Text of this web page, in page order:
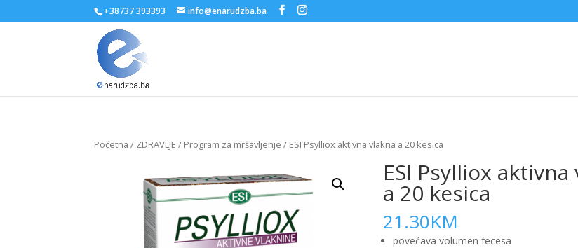
+38737 393393 info@enarudzba.ba
Početna / ZDRAVLJE / Program za mršavljenje / ESI Psylliox aktivna vlakna a 20 kesica
ESI Psylliox aktivna
a 20 kesica
21.30KM
povećava volumen fecesa